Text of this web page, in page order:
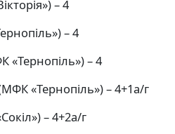
– 4
– 4
– 4
«Тернопіль») – 4+1а/г
– 4+2а/г